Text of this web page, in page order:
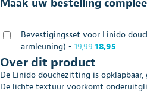
armleuningen
Maak uw bestelling
Bevestigingsset voor Linido
armleuning) - 19,99
was:
€19,99.
18,95
is:
€18,95.
Over dit product
De Linido douchezitting is
De lichte textuur voorkomt